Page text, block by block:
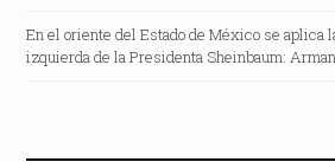
En el oriente del Estado de México se aplica
izquierda de la Presidenta Sheinbaum: